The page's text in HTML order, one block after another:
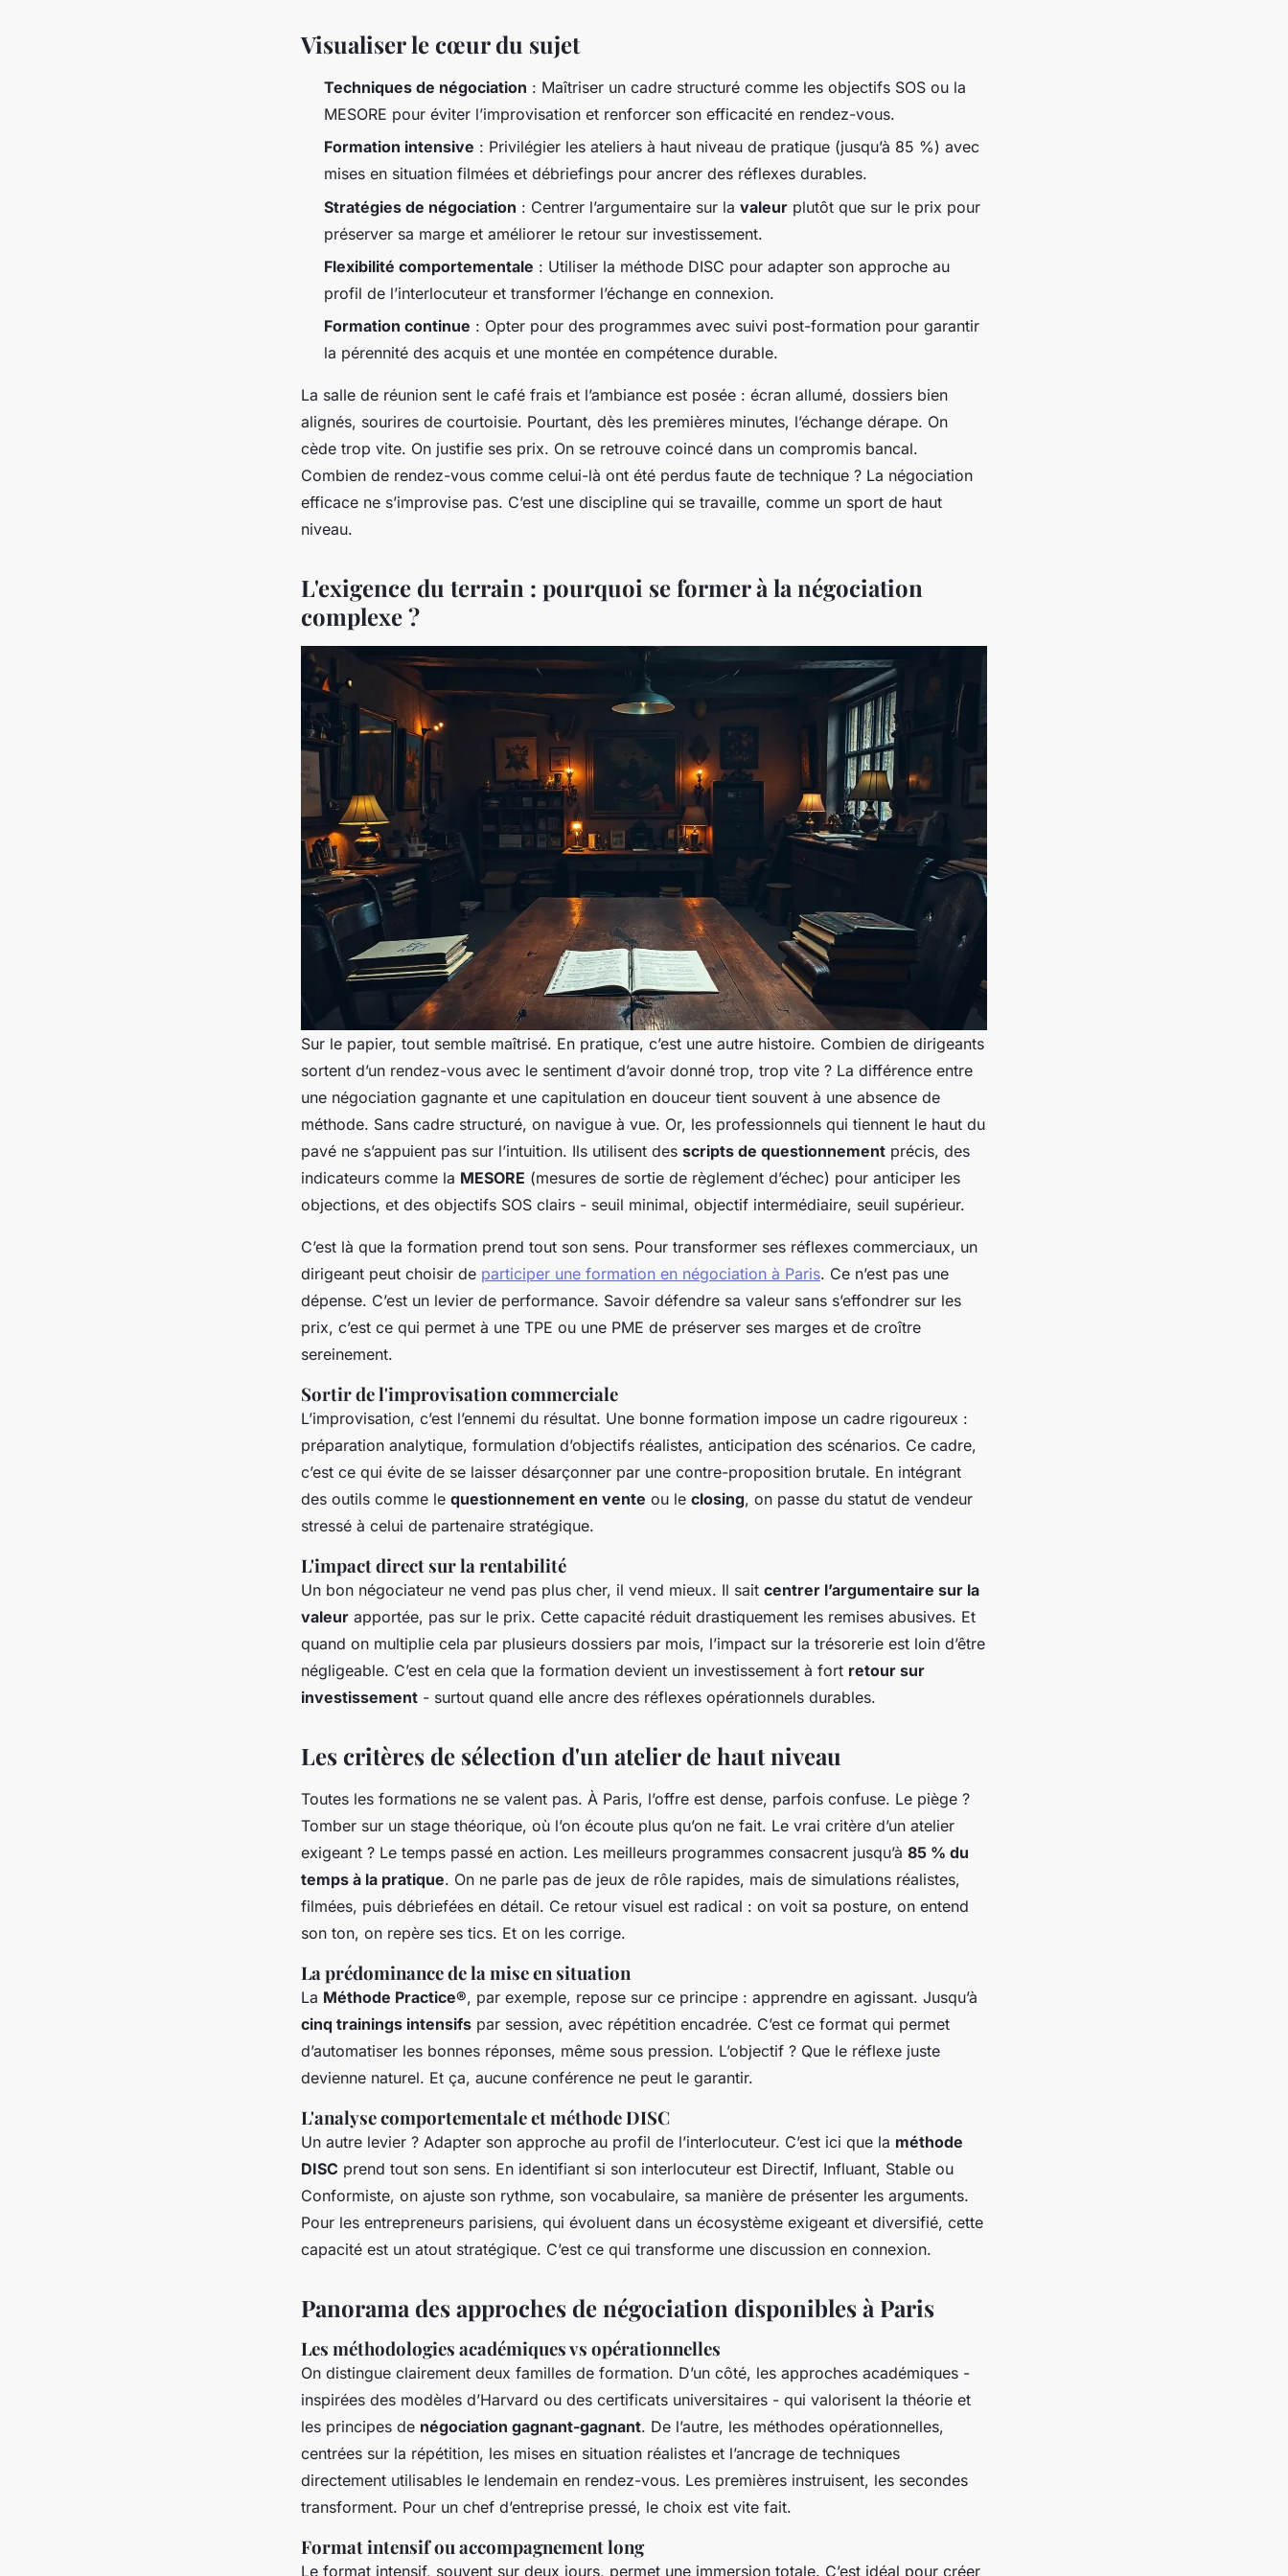
Visualiser le cœur du sujet
Techniques de négociation : Maîtriser un cadre structuré comme les objectifs SOS ou la
MESORE pour éviter l’improvisation et renforcer son efficacité en rendez-vous.
Formation intensive : Privilégier les ateliers à haut niveau de pratique (jusqu’à 85 %) avec
mises en situation filmées et débriefings pour ancrer des réflexes durables.
Stratégies de négociation : Centrer l’argumentaire sur la valeur plutôt que sur le prix pour
préserver sa marge et améliorer le retour sur investissement.
Flexibilité comportementale : Utiliser la méthode DISC pour adapter son approche au
profil de l’interlocuteur et transformer l’échange en connexion.
Formation continue : Opter pour des programmes avec suivi post-formation pour garantir
la pérennité des acquis et une montée en compétence durable.
La salle de réunion sent le café frais et l’ambiance est posée : écran allumé, dossiers bien
alignés, sourires de courtoisie. Pourtant, dès les premières minutes, l’échange dérape. On
cède trop vite. On justifie ses prix. On se retrouve coincé dans un compromis bancal.
Combien de rendez-vous comme celui-là ont été perdus faute de technique ? La négociation
efficace ne s’improvise pas. C’est une discipline qui se travaille, comme un sport de haut
niveau.
L'exigence du terrain : pourquoi se former à la négociation
complexe ?
Sur le papier, tout semble maîtrisé. En pratique, c’est une autre histoire. Combien de dirigeants
sortent d’un rendez-vous avec le sentiment d’avoir donné trop, trop vite ? La différence entre
une négociation gagnante et une capitulation en douceur tient souvent à une absence de
méthode. Sans cadre structuré, on navigue à vue. Or, les professionnels qui tiennent le haut du
pavé ne s’appuient pas sur l’intuition. Ils utilisent des scripts de questionnement précis, des
indicateurs comme la MESORE (mesures de sortie de règlement d’échec) pour anticiper les
objections, et des objectifs SOS clairs - seuil minimal, objectif intermédiaire, seuil supérieur.
C’est là que la formation prend tout son sens. Pour transformer ses réflexes commerciaux, un
dirigeant peut choisir de participer une formation en négociation à Paris. Ce n’est pas une
dépense. C’est un levier de performance. Savoir défendre sa valeur sans s’effondrer sur les
prix, c’est ce qui permet à une TPE ou une PME de préserver ses marges et de croître
sereinement.
Sortir de l'improvisation commerciale
L’improvisation, c’est l’ennemi du résultat. Une bonne formation impose un cadre rigoureux :
préparation analytique, formulation d’objectifs réalistes, anticipation des scénarios. Ce cadre,
c’est ce qui évite de se laisser désarçonner par une contre-proposition brutale. En intégrant
des outils comme le questionnement en vente ou le closing, on passe du statut de vendeur
stressé à celui de partenaire stratégique.
L'impact direct sur la rentabilité
Un bon négociateur ne vend pas plus cher, il vend mieux. Il sait centrer l’argumentaire sur la
valeur apportée, pas sur le prix. Cette capacité réduit drastiquement les remises abusives. Et
quand on multiplie cela par plusieurs dossiers par mois, l’impact sur la trésorerie est loin d’être
négligeable. C’est en cela que la formation devient un investissement à fort retour sur
investissement - surtout quand elle ancre des réflexes opérationnels durables.
Les critères de sélection d'un atelier de haut niveau
Toutes les formations ne se valent pas. À Paris, l’offre est dense, parfois confuse. Le piège ?
Tomber sur un stage théorique, où l’on écoute plus qu’on ne fait. Le vrai critère d’un atelier
exigeant ? Le temps passé en action. Les meilleurs programmes consacrent jusqu’à 85 % du
temps à la pratique. On ne parle pas de jeux de rôle rapides, mais de simulations réalistes,
filmées, puis débriefées en détail. Ce retour visuel est radical : on voit sa posture, on entend
son ton, on repère ses tics. Et on les corrige.
La prédominance de la mise en situation
La Méthode Practice®, par exemple, repose sur ce principe : apprendre en agissant. Jusqu’à
cinq trainings intensifs par session, avec répétition encadrée. C’est ce format qui permet
d’automatiser les bonnes réponses, même sous pression. L’objectif ? Que le réflexe juste
devienne naturel. Et ça, aucune conférence ne peut le garantir.
L'analyse comportementale et méthode DISC
Un autre levier ? Adapter son approche au profil de l’interlocuteur. C’est ici que la méthode
DISC prend tout son sens. En identifiant si son interlocuteur est Directif, Influant, Stable ou
Conformiste, on ajuste son rythme, son vocabulaire, sa manière de présenter les arguments.
Pour les entrepreneurs parisiens, qui évoluent dans un écosystème exigeant et diversifié, cette
capacité est un atout stratégique. C’est ce qui transforme une discussion en connexion.
Panorama des approches de négociation disponibles à Paris
Les méthodologies académiques vs opérationnelles
On distingue clairement deux familles de formation. D’un côté, les approches académiques -
inspirées des modèles d’Harvard ou des certificats universitaires - qui valorisent la théorie et
les principes de négociation gagnant-gagnant. De l’autre, les méthodes opérationnelles,
centrées sur la répétition, les mises en situation réalistes et l’ancrage de techniques
directement utilisables le lendemain en rendez-vous. Les premières instruisent, les secondes
transforment. Pour un chef d’entreprise pressé, le choix est vite fait.
Format intensif ou accompagnement long
Le format intensif, souvent sur deux jours, permet une immersion totale. C’est idéal pour créer